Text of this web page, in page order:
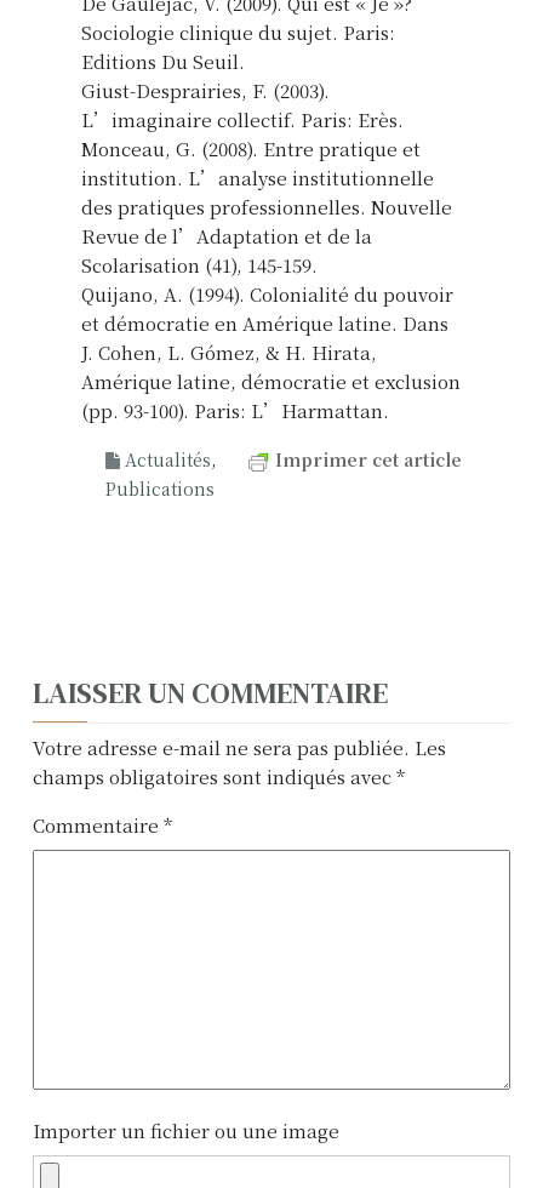
Sociologie clinique du sujet. Paris:
Editions Du Seuil.
Giust-Desprairies, F. (2003).
L’imaginaire collectif. Paris: Erès.
Monceau, G. (2008). Entre pratique et
institution. L’analyse institutionnelle
des pratiques professionnelles. Nouvelle
Revue de l’Adaptation et de la
Scolarisation (41), 145-159.
Quijano, A. (1994). Colonialité du pouvoir
et démocratie en Amérique latine. Dans
J. Cohen, L. Gómez, & H. Hirata,
Amérique latine, démocratie et exclusion
(pp. 93-100). Paris: L’Harmattan.
Imprimer cet article
Actualités,
Publications
N
a
v
i
n
d
LAISSER UN COMMENTAIRE
Votre adresse e-mail ne sera pas publiée. Les
champs obligatoires sont indiqués avec*
Commentaire *
Importer un fichier ou une image